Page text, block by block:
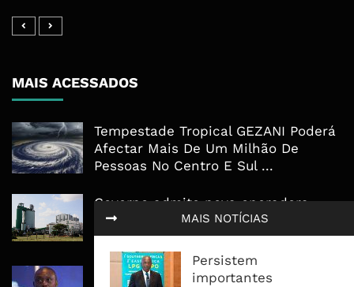
MAIS NOTÍCIAS
Persistem
importantes
MAIS ACESSADOS
Tempestade Tropical GEZANI Poderá
Afectar Mais De Um Milhão De
Pessoas No Centro E Sul ...
Governo admite nova operadora
para a Mozal após suspensão das
operações
CEO do Standard Bank pede ao